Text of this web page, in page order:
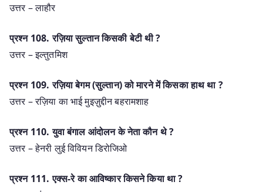
उत्तर – लाहौर
प्रश्‍न 108. रज़िया सुल्तान किसकी बेटी थी ?
उत्तर – इल्तुतमिश
प्रश्‍न 109. रज़िया बेगम (सुल्तान) को मारने में किसका हाथ था ?
उत्तर – रज़िया का भाई मुइज़ुद्दीन बहरामशाह
प्रश्‍न 110. युवा बंगाल आंदोलन के नेता कौन थे ?
उत्तर – हेनरी लुई विवियन डिरोजिओ
प्रश्‍न 111. एक्स-रे का आविष्कार किसने किया था ?